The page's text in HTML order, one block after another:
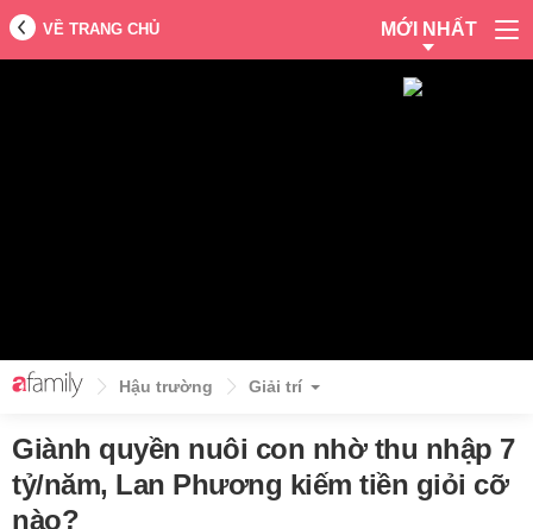
VỀ TRANG CHỦ MỚI NHẤT
Hậu trường Giải trí
Giành quyền nuôi con nhờ thu nhập 7
tỷ/năm, Lan Phương kiếm tiền giỏi cỡ
nào?